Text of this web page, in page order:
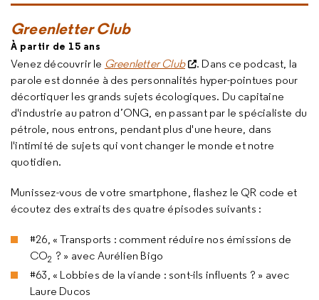
Greenletter Club
À partir de 15 ans
Venez découvrir le Greenletter Club
. Dans ce podcast, la
parole est donnée à des personnalités hyper-pointues pour
décortiquer les grands sujets écologiques. Du capitaine
d'industrie au patron d’ONG, en passant par le spécialiste du
pétrole, nous entrons, pendant plus d'une heure, dans
l'intimité de sujets qui vont changer le monde et notre
quotidien.
Munissez-vous de votre smartphone, flashez le QR code et
écoutez des extraits des quatre épisodes suivants :
#26, « Transports : comment réduire nos émissions de
CO2 ? » avec Aurélien Bigo
#63, « Lobbies de la viande : sont-ils influents ? » avec
Laure Ducos